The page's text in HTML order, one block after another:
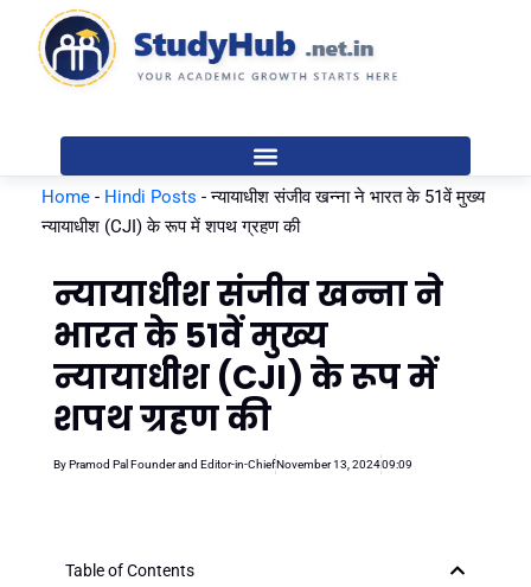
content
Home - Hindi Posts -न्यायाधीश संजीव खन्ना ने भारत के 51वें मुख्य
न्यायाधीश (CJI) के रूप में शपथ ग्रहण की
न्यायाधीश संजीव खन्ना ने
भारत के 51वें मुख्य
न्यायाधीश (CJI) के रूप में
शपथ ग्रहण की
ByPramod Pal Founder and Editor-in-ChiefNovember 13, 202409:09
Table of Contents